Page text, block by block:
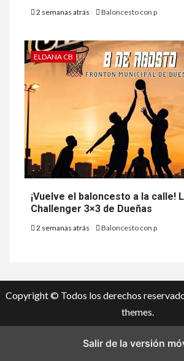
2 semanas atrás Baloncesto con p
ELDANA CB
¡Vuelve el baloncesto a la calle!
Challenger 3×3 de Dueñas
2 semanas atrás Baloncesto con p
Copyright © Todos los derechos
themes.
Salir de la versión